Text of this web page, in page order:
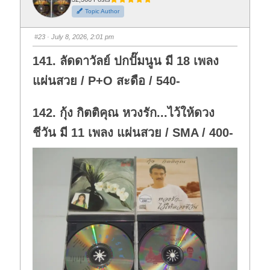
h
u
m
d
o
n
.
h
u
m
u
p
Topic Author
#23 · July 8, 2026, 2:01 pm
141. ลัดดาวัลย์ ปกปั๊มนูน มี 18 เพลง
แผ่นสวย / P+O สะดือ / 540-
142. กุ้ง กิตติคุณ หวงรัก...ไว้ให้ดวง
ชีวัน มี 11 เพลง แผ่นสวย / SMA / 400-